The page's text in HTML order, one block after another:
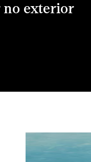
no exterior